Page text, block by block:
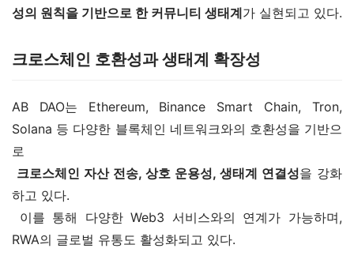
성의 원칙을 기반으로 한 커뮤니티 생태계가 실현되고 있다.
크로스체인 호환성과 생태계 확장성
AB DAO는 Ethereum, Binance Smart Chain, Tron,
Solana 등 다양한 블록체인 네트워크와의 호환성을 기반으
로
크로스체인 자산 전송, 상호 운용성, 생태계 연결성을 강화
하고 있다.
RWA의 글로벌 유통도 활성화되고 있다.